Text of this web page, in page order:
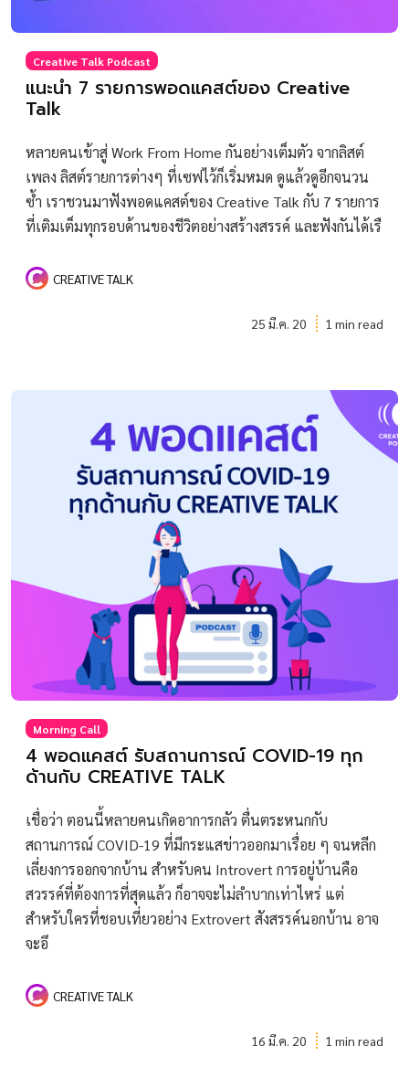
Creative Talk Podcast
แนะนำ 7 รายการพอดแคสต์ของ Creative
Talk
หลายคนเข้าสู่ Work From Home กันอย่างเต็มตัว จากลิสต์
เพลง ลิสต์รายการต่างๆ ที่เซฟไว้ก็เริ่มหมด ดูแล้วดูอีกจนวน
ซ้ำ เราชวนมาฟังพอดแคสต์ของ Creative Talk กับ 7 รายการ
ที่เติมเต็มทุกรอบด้านของชีวิตอย่างสร้างสรรค์ และฟังกันได้เรื
CREATIVE TALK
25 มี.ค. 20 1 min read
Morning Call
4 พอดแคสต์ รับสถานการณ์ COVID-19 ทุก
ด้านกับ CREATIVE TALK
เชื่อว่า ตอนนี้หลายคนเกิดอาการกลัว ตื่นตระหนกกับ
สถานการณ์ COVID-19 ที่มีกระแสข่าวออกมาเรื่อย ๆ จนหลีก
เลี่ยงการออกจากบ้าน สำหรับคน Introvert การอยู่บ้านคือ
สวรรค์ที่ต้องการที่สุดแล้ว ก็อาจจะไม่ลำบากเท่าไหร่ แต่
สำหรับใครที่ชอบเที่ยวอย่าง Extrovert สังสรรค์นอกบ้าน อาจ
จะอึ
CREATIVE TALK
16 มี.ค. 20 1 min read